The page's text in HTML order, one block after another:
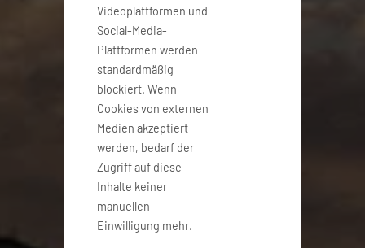
Videoplattformen und
Social-Media-
Plattformen werden
standardmäßig
blockiert. Wenn
Cookies von externen
Medien akzeptiert
werden, bedarf der
Zugriff auf diese
Inhalte keiner
manuellen
Einwilligung mehr.